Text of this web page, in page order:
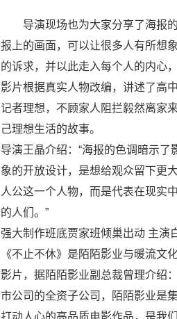
导演现场也为大家分享了海报
报上的画面，可以让很多人有所想
的诉求，并以此走入每个人的内心
影片根据真实人物改编，讲述了高
记者理想，不顾家人阻拦毅然离家
己理想生活的故事。
导演王晶介绍：“海报的色调暗示
象的开放设计，是想给观众留下更
人公这一个人物，而是代表在现实
的人们。”
强大制作班底贾家班倾巢出动 主演
《不止不休》是陌陌影业与暖流文
影片，据陌陌影业副总裁曾理介绍
市公司的全资子公司，陌陌影业是
打动人心的高品质电影作品，是我